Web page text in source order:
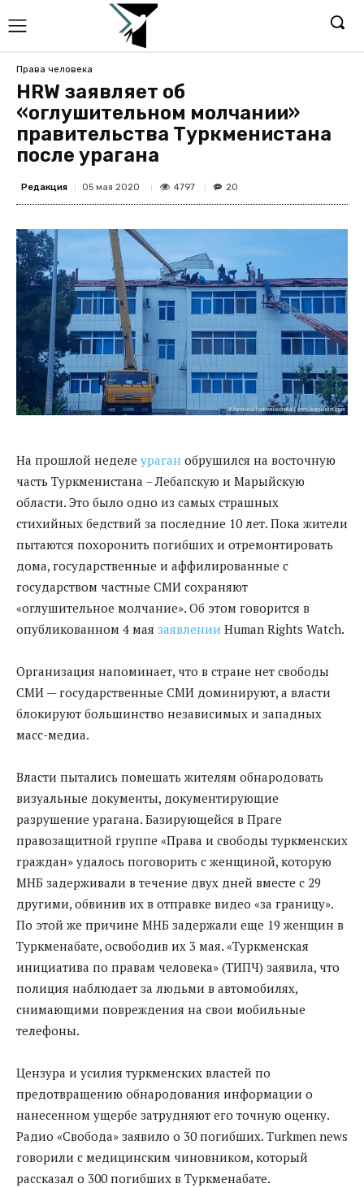
Права человека
HRW заявляет об
«оглушительном молчании»
правительства Туркменистана
после урагана
Редакция 05 мая 2020 4797 20
На прошлой неделе ураган обрушился на восточную
часть Туркменистана – Лебапскую и Марыйскую
области. Это было одно из самых страшных
стихийных бедствий за последние 10 лет. Пока жители
пытаются похоронить погибших и отремонтировать
дома, государственные и аффилированные с
государством частные СМИ сохраняют
«оглушительное молчание». Об этом говорится в
опубликованном 4 мая заявлении Human Rights Watch.
Организация напоминает, что в стране нет свободы
СМИ — государственные СМИ доминируют, а власти
блокируют большинство независимых и западных
масс-медиа.
Власти пытались помешать жителям обнародовать
визуальные документы, документирующие
разрушение урагана. Базирующейся в Праге
правозащитной группе «Права и свободы туркменских
граждан» удалось поговорить с женщиной, которую
МНБ задерживали в течение двух дней вместе с 29
другими, обвинив их в отправке видео «за границу».
По этой же причине МНБ задержали еще 19 женщин в
Туркменабате, освободив их 3 мая. «Туркменская
инициатива по правам человека» (ТИПЧ) заявила, что
полиция наблюдает за людьми в автомобилях,
снимающими повреждения на свои мобильные
телефоны.
Цензура и усилия туркменских властей по
предотвращению обнародования информации о
нанесенном ущербе затрудняют его точную оценку.
Радио «Свобода» заявило о 30 погибших. Turkmen news
говорили с медицинским чиновником, который
рассказал о 300 погибших в Туркменабате.